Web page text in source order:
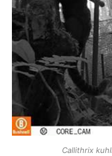
Callithrix